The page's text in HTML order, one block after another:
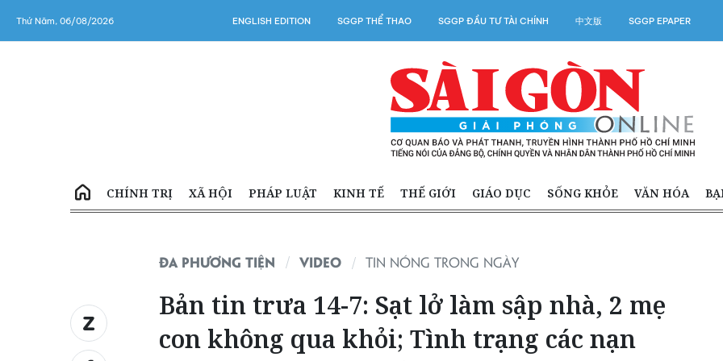
Thứ Năm, 06/08/2026 ENGLISH EDITION SGGP THỂ THAO SGGP ĐẦU TƯ TÀI CHÍNH 中文版 SGGP EPAPER
CHÍNH TRỊ XÃ HỘI PHÁP LUẬT KINH TẾ THẾ GIỚI GIÁO DỤC SỐNG KHỎE VĂN HÓA
ĐA PHƯƠNG TIỆN VIDEO TIN NÓNG TRONG NGÀY
Bản tin trưa 14-7: Sạt lở làm sập nhà, 2 mẹ
con không qua khỏi; Tình trạng các nạn